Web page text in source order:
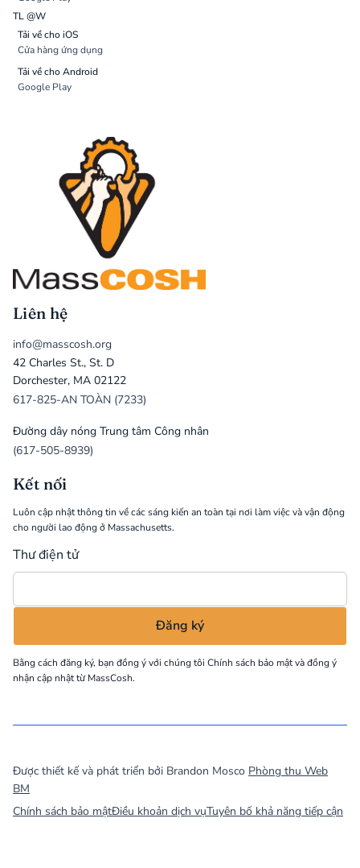
TL @W
Tải về cho iOS
Cửa hàng ứng dụng
Tải về cho Android
Google Play
Liên hệ
info@masscosh.org
42 Charles St., St. D
Dorchester, MA 02122
617-825-AN TOÀN (7233)
Đường dây nóng Trung tâm Công nhân
(617-505-8939)
Kết nối
Luôn cập nhật thông tin về các sáng kiến an toàn tại nơi làm việc và vận động
cho người lao động ở Massachusetts.
Thư điện tử
Bằng cách đăng ký, bạn đồng ý với chúng tôi Chính sách bảo mậtvà đồng ý
nhận cập nhật từ MassCosh.
Được thiết kế và phát triển bởi Brandon Mosco Phòng thu Web
BM
Chính sách bảo mậtĐiều khoản dịch vụTuyên bố khả năng tiếp cận